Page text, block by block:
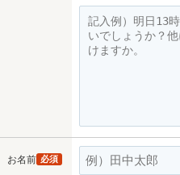
お名前 必須